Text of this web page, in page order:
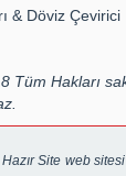
& Döviz Çevirici
Tüm Hakları
Hazır Site web